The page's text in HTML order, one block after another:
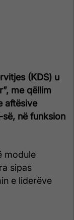
(KDS) u
me qëllim
aftësive
në funksion
module
sipas
e liderëve